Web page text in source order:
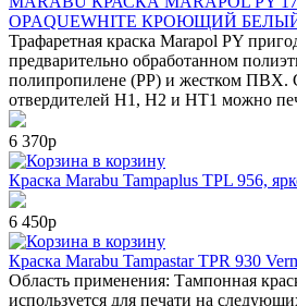
OPAQUEWHITE КРОЮЩИЙ
Трафаретная краска Marapol PY
предварительно обработанном
полипропилене (РР) и жестком ПВХ.
отвердителей Н1, Н2 и НТ1 можно
6 370р
в корзину
Краска Marabu Tampaplus TPL 956,
6 450р
в корзину
Краска Marabu Tampastar TPR 930
Область применения: Тампонная
используется для печати на